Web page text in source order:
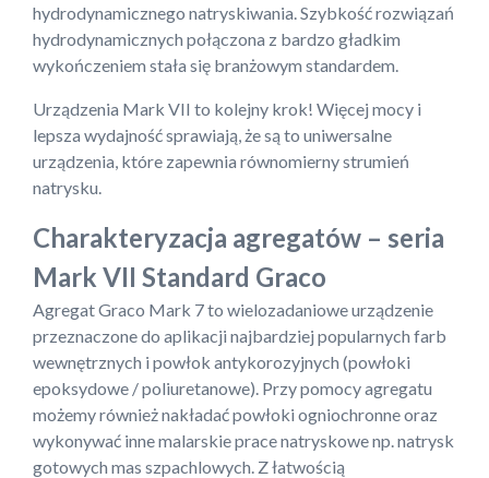
hydrodynamicznego natryskiwania. Szybkość rozwiązań
hydrodynamicznych połączona z bardzo gładkim
wykończeniem stała się branżowym standardem.
Urządzenia Mark VII to kolejny krok! Więcej mocy i
lepsza wydajność sprawiają, że są to uniwersalne
urządzenia, które zapewnia równomierny strumień
natrysku.
Charakteryzacja agregatów – seria
Mark VII Standard Graco
Agregat Graco Mark 7 to wielozadaniowe urządzenie
przeznaczone do aplikacji najbardziej popularnych farb
wewnętrznych i powłok antykorozyjnych (powłoki
epoksydowe / poliuretanowe). Przy pomocy agregatu
możemy również nakładać powłoki ogniochronne oraz
wykonywać inne malarskie prace natryskowe np. natrysk
gotowych mas szpachlowych. Z łatwością